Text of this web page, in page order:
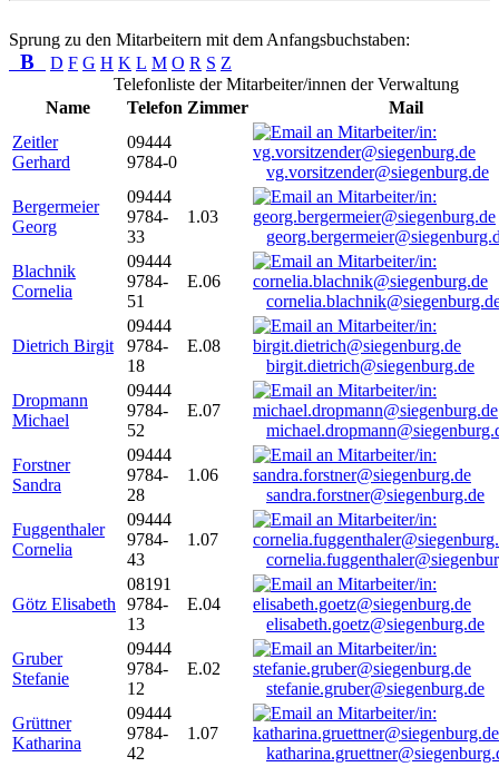
Sprung zu den Mitarbeitern mit dem Anfangsbuchstaben:
B D F G H K L M O R S Z
Telefonliste der Mitarbeiter/innen der Verwaltung
Name
Telefon Zimmer
Mail
Zeitler
Gerhard
09444
9784-0
vg.vorsitzender@siegenburg.de
Bergermeier
Georg
09444
9784-
33
1.03
Blachnik
Cornelia
09444
9784-
51
E.06
Dietrich Birgit
09444
9784-
18
E.08
birgit.dietrich@siegenburg.de
Dropmann
Michael
09444
9784-
52
E.07
Forstner
Sandra
09444
9784-
28
1.06
sandra.forstner@siegenburg.de
Fuggenthaler
Cornelia
09444
9784-
43
1.07
Götz Elisabeth
08191
9784-
13
E.04
elisabeth.goetz@siegenburg.de
Gruber
Stefanie
09444
9784-
12
E.02
stefanie.gruber@siegenburg.de
Grüttner
Katharina
09444
9784-
42
1.07